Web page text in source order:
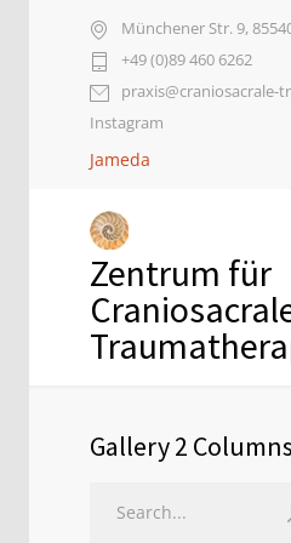
Münchener Str. 9,
+49 (0)89 460 6262
praxis@craniosacrale-
Instagram
Jameda
Zentrum für
Gallery 2